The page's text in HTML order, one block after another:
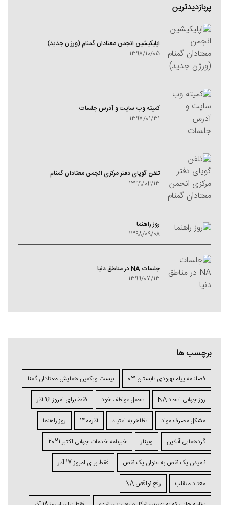
پربازدیدترین
اپلیکیشین انجمن معتادان گمنام (ورژن جدید)
1398/10/05
کمیته وب سایت و آدرس جلسات
1397/01/31
تلفن گویای دفتر مرکزی انجمن معتادان گمنام
1399/04/13
روز راهنما
1398/09/08
جلسات NA در مناطق دنیا
1399/07/13
برچسب ها
فصلنامه پیام بهبودی تابستان 03 بیست ویکمین همایش معتادان گمنا
روز جهانی اتحاد NA تحمل عواطف خود فقط برای امروز 16 آذر
مشکل مصرف مواد تظاهر به اعتیاد آذر1400 روز راهنما
گردهمایی آنلاین وبینار خبرنامه خدمات جهانی اکتبر 2021
نامیدن یک نقص به عنوان یک نقص فقط برای امروز 17 آذر
معتاد متقلب رفع نواقص NA